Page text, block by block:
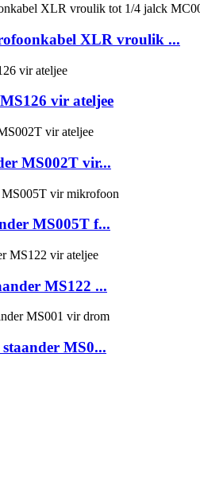
XLR vroulik ...
vir ateljee
MS002T vir...
MS005T f...
MS122 ...
MS0...